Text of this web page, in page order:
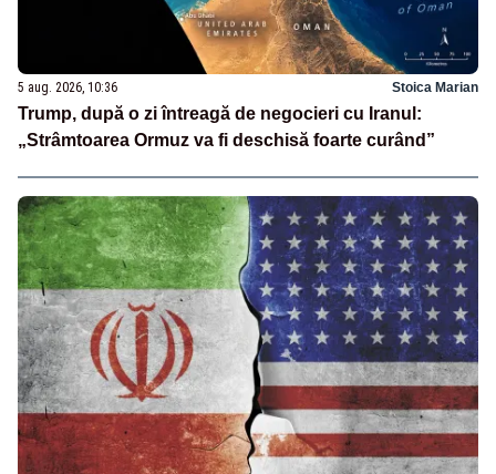
5 aug. 2026, 10:36 Stoica Marian
Trump, după o zi întreagă de negocieri cu Iranul:
„Strâmtoarea Ormuz va fi deschisă foarte curând”